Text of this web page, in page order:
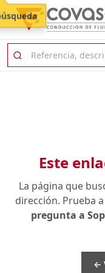
Este
La página que
dirección. Prueba a
pregunta a
←